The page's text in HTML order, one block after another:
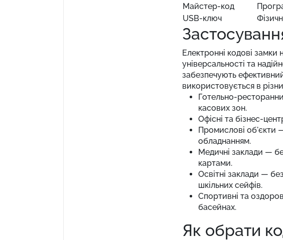
Майстер-код
USB-ключ
Електронні кодові
універсальності та
забезпечують
використовується в
Готельно-
касових зон.
Офісні та бізнес-
Промислові об'єкти
обладнанням.
Медичні заклади —
картами.
Освітні заклади —
шкільних сейфів.
Спортивні та
басейнах.
Як обрати